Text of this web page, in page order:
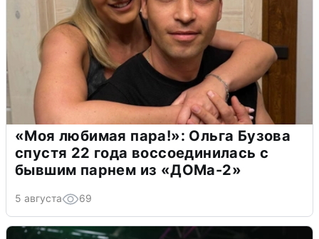
«Моя любимая пара!»: Ольга Бузова
спустя 22 года воссоединилась с
бывшим парнем из «ДОМа-2»
5 августа 69